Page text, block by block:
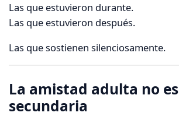
Las que estuvieron durante.
Las que estuvieron después.
Las que sostienen silenciosamente.
La amistad adulta no es
secundaria